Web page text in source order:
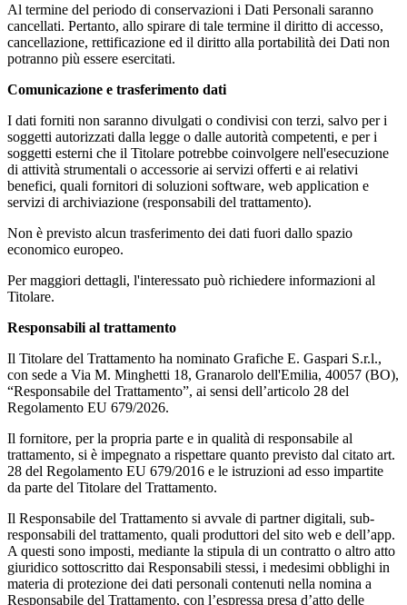
Al termine del periodo di conservazioni i Dati Personali saranno
cancellati. Pertanto, allo spirare di tale termine il diritto di accesso,
cancellazione, rettificazione ed il diritto alla portabilità dei Dati non
potranno più essere esercitati.
Comunicazione e trasferimento dati
I dati forniti non saranno divulgati o condivisi con terzi, salvo per i
soggetti autorizzati dalla legge o dalle autorità competenti, e per i
soggetti esterni che il Titolare potrebbe coinvolgere nell'esecuzione
di attività strumentali o accessorie ai servizi offerti e ai relativi
benefici, quali fornitori di soluzioni software, web application e
servizi di archiviazione (responsabili del trattamento).
Non è previsto alcun trasferimento dei dati fuori dallo spazio
economico europeo.
Per maggiori dettagli, l'interessato può richiedere informazioni al
Titolare.
Responsabili al trattamento
Il Titolare del Trattamento ha nominato Grafiche E. Gaspari S.r.l.,
con sede a Via M. Minghetti 18, Granarolo dell'Emilia, 40057 (BO),
“Responsabile del Trattamento”, ai sensi dell’articolo 28 del
Regolamento EU 679/2026.
Il fornitore, per la propria parte e in qualità di responsabile al
trattamento, si è impegnato a rispettare quanto previsto dal citato art.
28 del Regolamento EU 679/2016 e le istruzioni ad esso impartite
da parte del Titolare del Trattamento.
Il Responsabile del Trattamento si avvale di partner digitali, sub-
responsabili del trattamento, quali produttori del sito web e dell’app.
A questi sono imposti, mediante la stipula di un contratto o altro atto
giuridico sottoscritto dai Responsabili stessi, i medesimi obblighi in
materia di protezione dei dati personali contenuti nella nomina a
Responsabile del Trattamento, con l’espressa presa d’atto delle